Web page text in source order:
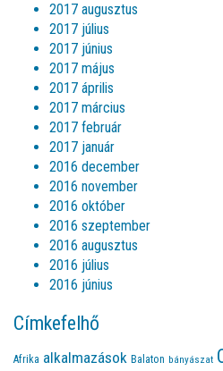
2017 augusztus
2017 július
2017 június
2017 május
2017 április
2017 március
2017 február
2017 január
2016 december
2016 november
2016 október
2016 szeptember
2016 augusztus
2016 július
2016 június
Címkefelhő
Afrika alkalmazások Balaton bányászat